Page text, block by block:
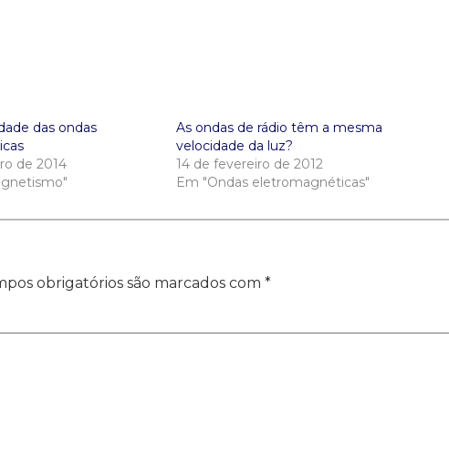
das ondas
de 2014
As ondas de rádio têm a mesma
velocidade da luz?
14 de fevereiro de 2012
Em "Ondas eletromagnéticas"
obrigatórios são marcados com *